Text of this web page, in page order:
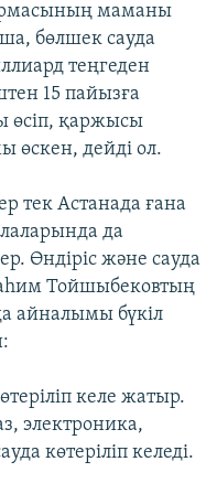
маманы
бөлшек сауда
теңгеден
15 пайызға
өсіп, қаржысы
өскен, дейді ол.
тек Астанада ғана
да
Өндіріс және сауда
Тойшыбековтың
айналымы бүкіл
келе жатыр.
электроника,
көтеріліп келеді.